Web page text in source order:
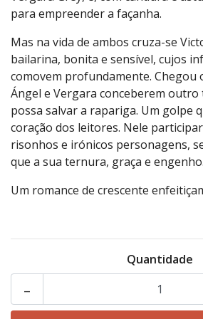
para empreender a façanha.
Mas na vida de ambos cruza-se
bailarina, bonita e sensível, cujos
comovem profundamente. Chegou
Ángel e Vergara conceberem
possa salvar a rapariga. Um golpe
coração dos leitores. Nele
risonhos e irónicos personagens,
que a sua ternura, graça e engenho.
Um romance de crescente
Quantidade
-